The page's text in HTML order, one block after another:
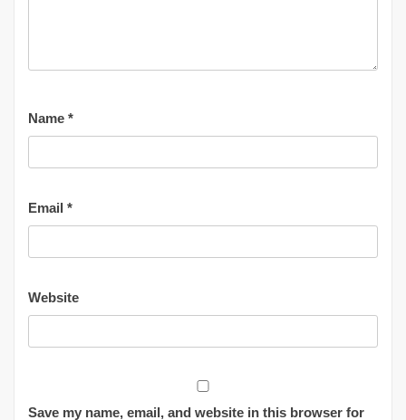
Name *
Email *
Website
Save my name, email, and website in this browser for